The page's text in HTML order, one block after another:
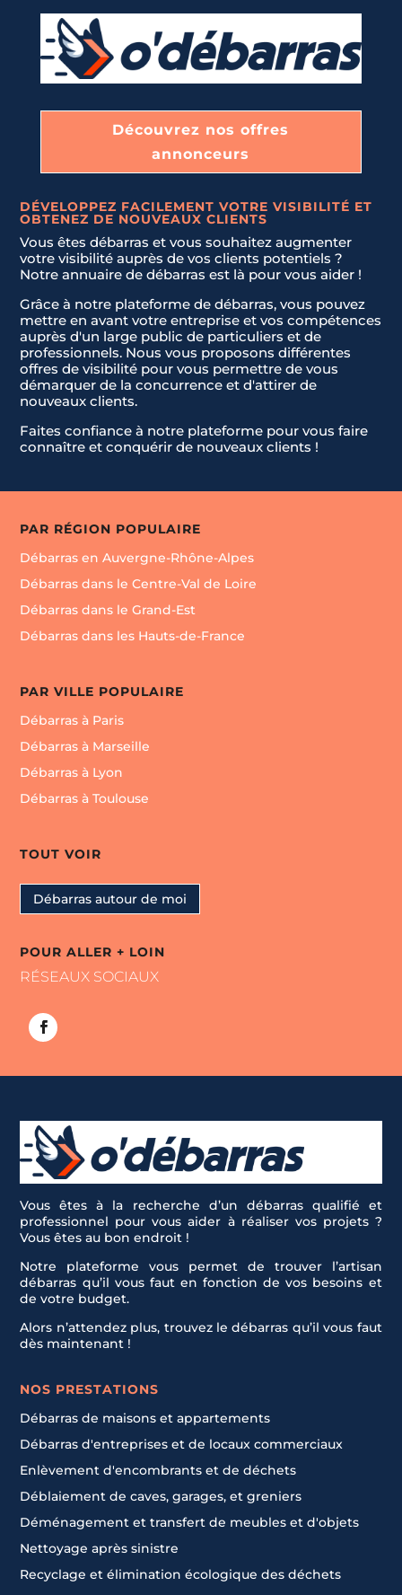
Découvrez nos offres
annonceurs
DÉVELOPPEZ FACILEMENT VOTRE VISIBILITÉ ET
OBTENEZ DE NOUVEAUX CLIENTS
Vous êtes débarras et vous souhaitez augmenter
votre visibilité auprès de vos clients potentiels ?
Notre annuaire de débarras est là pour vous aider !
Grâce à notre plateforme de débarras, vous pouvez
mettre en avant votre entreprise et vos compétences
auprès d'un large public de particuliers et de
professionnels. Nous vous proposons différentes
offres de visibilité pour vous permettre de vous
démarquer de la concurrence et d'attirer de
nouveaux clients.
Faites confiance à notre plateforme pour vous faire
connaître et conquérir de nouveaux clients !
PAR RÉGION POPULAIRE
Débarras en Auvergne-Rhône-Alpes
Débarras dans le Centre-Val de Loire
Débarras dans le Grand-Est
Débarras dans les Hauts-de-France
PAR VILLE POPULAIRE
Débarras à Paris
Débarras à Marseille
Débarras à Lyon
Débarras à Toulouse
TOUT VOIR
Débarras autour de moi
POUR ALLER + LOIN
RÉSEAUX SOCIAUX
Vous êtes à la recherche d’un débarras qualifié et
professionnel pour vous aider à réaliser vos projets ?
Vous êtes au bon endroit !
Notre plateforme vous permet de trouver l’artisan
débarras qu’il vous faut en fonction de vos besoins et
de votre budget.
Alors n’attendez plus, trouvez le débarras qu’il vous faut
dès maintenant !
NOS PRESTATIONS
Débarras de maisons et appartements
Débarras d'entreprises et de locaux commerciaux
Enlèvement d'encombrants et de déchets
Déblaiement de caves, garages, et greniers
Déménagement et transfert de meubles et d'objets
Nettoyage après sinistre
Recyclage et élimination écologique des déchets